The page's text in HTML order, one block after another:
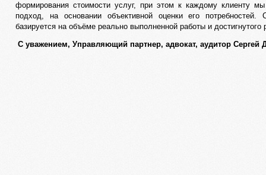
формирования стоимости услуг, при этом к каждому клиенту
подход, на основании объективной оценки его потребностей.
базируется на объёме реально выполненной работы и достигнутого
С уважением, Управляющий партнер, адвокат, аудитор Сергей